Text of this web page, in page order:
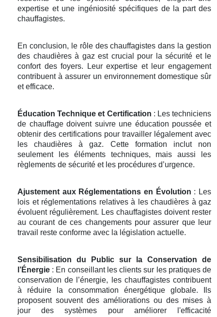
expertise et une ingéniosité spécifiques de la part des
chauffagistes.
En conclusion, le rôle des chauffagistes dans la gestion
des chaudières à gaz est crucial pour la sécurité et le
confort des foyers. Leur expertise et leur engagement
contribuent à assurer un environnement domestique sûr
et efficace.
Éducation Technique et Certification : Les techniciens
de chauffage doivent suivre une éducation poussée et
obtenir des certifications pour travailler légalement avec
les chaudières à gaz. Cette formation inclut non
seulement les éléments techniques, mais aussi les
règlements de sécurité et les procédures d’urgence.
Ajustement aux Réglementations en Évolution : Les
lois et réglementations relatives à les chaudières à gaz
évoluent régulièrement. Les chauffagistes doivent rester
au courant de ces changements pour assurer que leur
travail reste conforme avec la législation actuelle.
Sensibilisation du Public sur la Conservation de
l’Énergie : En conseillant les clients sur les pratiques de
conservation de l’énergie, les chauffagistes contribuent
à réduire la consommation énergétique globale. Ils
proposent souvent des améliorations ou des mises à
jour des systèmes pour améliorer l'efficacité